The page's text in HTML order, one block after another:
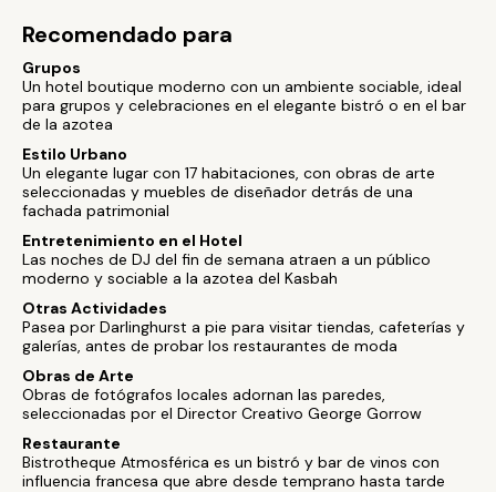
Recomendado para
Grupos
Un hotel boutique moderno con un ambiente sociable, ideal
para grupos y celebraciones en el elegante bistró o en el bar
de la azotea
Estilo Urbano
Un elegante lugar con 17 habitaciones, con obras de arte
seleccionadas y muebles de diseñador detrás de una
fachada patrimonial
Entretenimiento en el Hotel
Las noches de DJ del fin de semana atraen a un público
moderno y sociable a la azotea del Kasbah
Otras Actividades
Pasea por Darlinghurst a pie para visitar tiendas, cafeterías y
galerías, antes de probar los restaurantes de moda
Obras de Arte
Obras de fotógrafos locales adornan las paredes,
seleccionadas por el Director Creativo George Gorrow
Restaurante
Bistrotheque Atmosférica es un bistró y bar de vinos con
influencia francesa que abre desde temprano hasta tarde